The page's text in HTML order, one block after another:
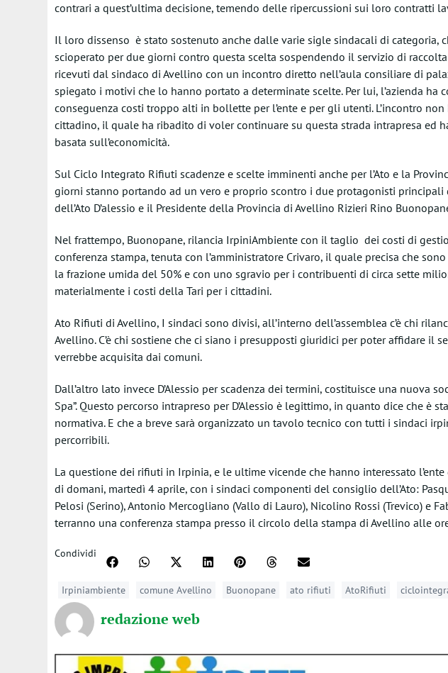
contrari a quest’ultima decisione, temendo delle ripercussioni sui loro contratti
Il loro dissenso è stato sostenuto anche dalle varie sigle sindacali di categoria,
scioperato per due giorni contro questa scelta sospendendo il servizio di
ricevuti dal sindaco di Avellino con un incontro diretto nell’aula consiliare di
spiegato i motivi che lo hanno portato a determinate scelte. Per lui, l’azienda ha
conseguenza costi troppo alti in bollette per l’ente e per gli utenti. L’incontro
cittadino, il quale ha ribadito di voler continuare su questa strada intrapresa ed
basata sull’economicità.
Sul Ciclo Integrato Rifiuti scadenze e scelte imminenti anche per l’Ato e la
giorni stanno portando ad un vero e proprio scontro i due protagonisti principali
dell’Ato D’alessio e il Presidente della Provincia di Avellino Rizieri Rino
Nel frattempo, Buonopane, rilancia IrpiniAmbiente con il taglio dei costi di
conferenza stampa, tenuta con l’amministratore Crivaro, il quale precisa che
la frazione umida del 50% e con uno sgravio per i contribuenti di circa sette
materialmente i costi della Tari per i cittadini.
Ato Rifiuti di Avellino, I sindaci sono divisi, all’interno dell’assemblea c’è chi
Avellino. C’è chi sostiene che ci siano i presupposti giuridici per poter affidare il
verrebbe acquisita dai comuni.
Dall’altro lato invece D’Alessio per scadenza dei termini, costituisce una nuova
Spa”. Questo percorso intrapreso per D’Alessio è legittimo, in quanto dice che è
normativa. E che a breve sarà organizzato un tavolo tecnico con tutti i sindaci
percorribili.
La questione dei rifiuti in Irpinia, e le ultime vicende che hanno interessato
di domani, martedì 4 aprile, con i sindaci componenti del consiglio dell’Ato:
Pelosi (Serino), Antonio Mercogliano (Vallo di Lauro), Nicolino Rossi (Trevico) e
terranno una conferenza stampa presso il circolo della stampa di Avellino alle
Condividi
Irpiniambiente comune Avellino Buonopane ato rifiuti AtoRifiuti
redazione web